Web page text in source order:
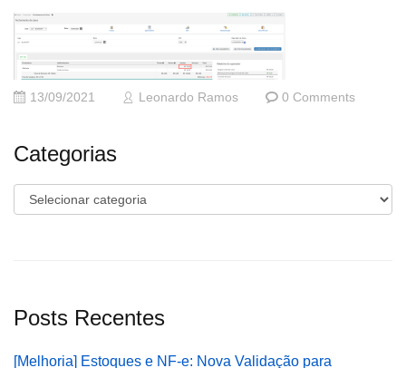
13/09/2021 Leonardo Ramos 0 Comments
Categorias
Categorias
Posts Recentes
[Melhoria] Estoques e NF-e: Nova Validação para